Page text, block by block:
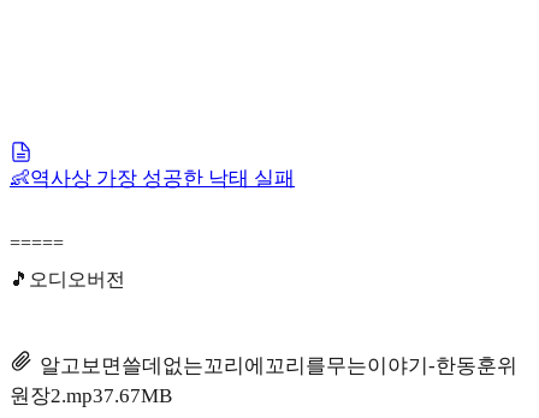
👶역사상 가장 성공한 낙태 실패
=====
🎵오디오버전
알고보면쓸데없는꼬리에꼬리를무는이야기-한동훈위
원장2.mp37.67MB